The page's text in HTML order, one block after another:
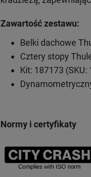
Zawartość zestawu:
Belki dachowe
Cztery stopy
Kit: 187173 (SKU:
Normy i certyfikaty